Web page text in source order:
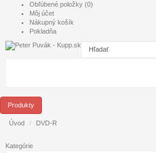
Obľúbené položky (0)
Môj účet
Nákupný košík
Pokladňa
Produkty
Úvod DVD-R
Kategórie